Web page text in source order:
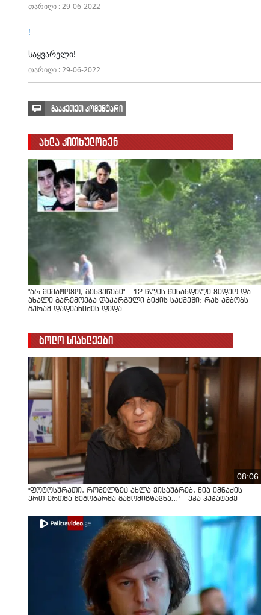
თარიღი : 29-06-2022
!
საყვარელი!
თარიღი : 29-06-2022
გააკეთეთ კომენტარი
ახლა კითხულობენ
"არ მიმატოვო, გეხვეწები" - 12 წლის წინანდელი ვიდეო და
ახალი გარემოება დაკარგული ბიჭის საქმეში: რას ამბობს
გურამ დადიანიძის დედა
ბოლო სიახლეები
08:06
"ფოტოსურათი, რომელზეც ახლა ვისაუბრებ, ნია იმნაძის
ერთ-ერთმა მეგობარმა გამომიგზავნა..." - ეკა კუპატაძე